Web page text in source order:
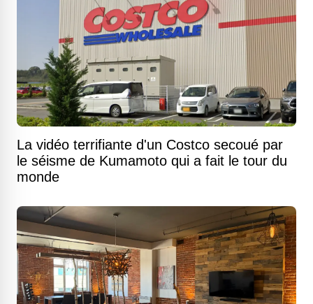
La vidéo terrifiante d'un Costco secoué par
le séisme de Kumamoto qui a fait le tour du
monde